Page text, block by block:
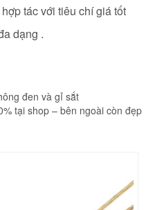
tác với tiêu chí giá tốt
dạng .
đen và gỉ sắt
tại shop – bên ngoài còn đẹp